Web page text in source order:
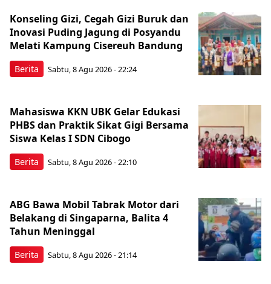
Berita
Konseling Gizi, Cegah Gizi Buruk dan
Inovasi Puding Jagung di Posyandu
Melati Kampung Cisereuh Bandung
Sabtu, 8 Agu 2026 - 22:24
Berita
Mahasiswa KKN UBK Gelar Edukasi
PHBS dan Praktik Sikat Gigi Bersama
Siswa Kelas I SDN Cibogo
Sabtu, 8 Agu 2026 - 22:10
Berita
ABG Bawa Mobil Tabrak Motor dari
Belakang di Singaparna, Balita 4
Tahun Meninggal
Sabtu, 8 Agu 2026 - 21:14